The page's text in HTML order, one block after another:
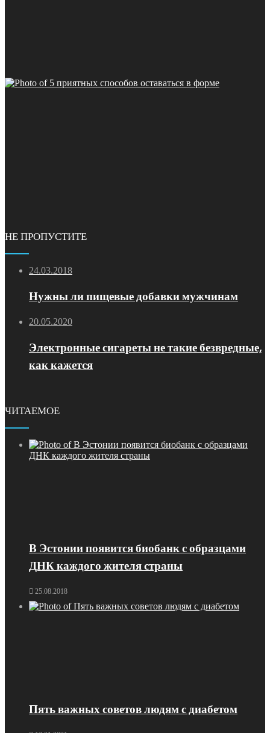
НЕ ПРОПУСТИТЕ
24.03.2018
Нужны ли пищевые добавки мужчинам
20.05.2020
Электронные сигареты не такие безвредные,
как кажется
ЧИТАЕМОЕ
В Эстонии появится биобанк с образцами
ДНК каждого жителя страны
25.08.2018
Пять важных советов людям с диабетом